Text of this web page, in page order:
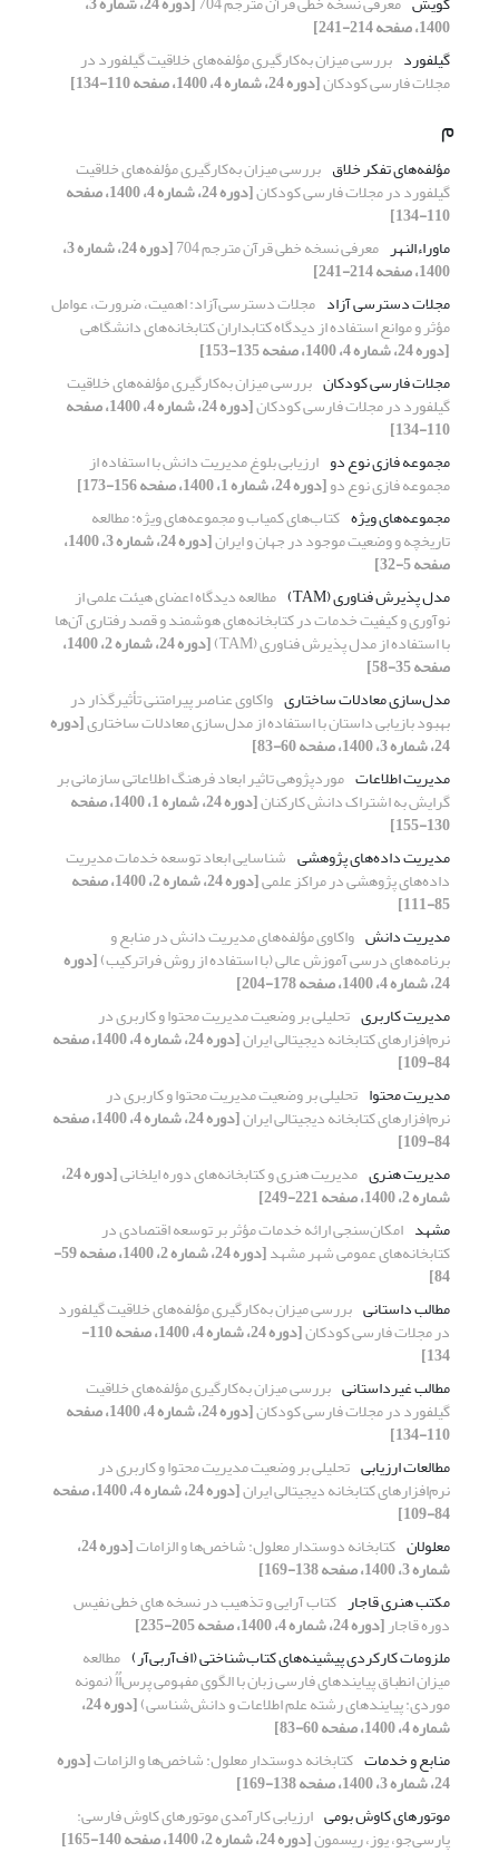
1400، صفحه 214-241]
گیلفورد بررسی میزان به‌کارگیری مؤلفه‌های خلاقیت گیلفورد در
مجلات فارسی کودکان[دوره 24، شماره 4، 1400، صفحه 110-134]
م
مؤلفه‌های تفکر خلاق بررسی میزان به‌کارگیری مؤلفه‌های خلاقیت
گیلفورد در مجلات فارسی کودکان [دوره 24، شماره 4، 1400، صفحه
110-134]
ماوراءالنهر معرفی نسخه خطی قرآن مترجم 704 [دوره 24، شماره 3،
1400، صفحه 214-241]
مجلات دسترسی آزاد مجلات دسترسی‌آزاد: اهمیت، ضرورت، عوامل
مؤثر و موانع استفاده از دیدگاه کتابداران کتابخانه‌های دانشگاهی
[دوره 24، شماره 4، 1400، صفحه 135-153]
مجلات فارسی کودکان بررسی میزان به‌کارگیری مؤلفه‌های خلاقیت
گیلفورد در مجلات فارسی کودکان [دوره 24، شماره 4، 1400، صفحه
110-134]
مجموعه فازی نوع دو ارزیابی بلوغ مدیریت دانش با استفاده از
مجموعه فازی نوع دو[دوره 24، شماره 1، 1400، صفحه 156-173]
مجموعه‌های ویژه کتاب‌های کمیاب و مجموعه‌های ویژه: مطالعه
تاریخچه و وضعیت موجود در جهان و ایران [دوره 24، شماره 3، 1400،
صفحه 5-32]
مدل پذیرش فناوری (TAM)
مطالعه دیدگاه اعضای هیئت علمی از
نوآوری و کیفیت خدمات در کتابخانه‌های هوشمند و قصد رفتاری آن‌ها
با استفاده از مدل پذیرش فناوری (TAM) [دوره 24، شماره 2، 1400،
صفحه 35-58]
مدل‌سازی معادلات ساختاری واکاوی عناصر پیرامتنی تأثیرگذار در
بهبود بازیابی داستان با استفاده از مدل‌سازی معادلات ساختاری[دوره
24، شماره 3، 1400، صفحه 60-83]
مدیریت اطلاعات موردپژوهی تاثیر ابعاد فرهنگ اطلاعاتی سازمانی بر
گرایش به اشتراک دانش کارکنان [دوره 24، شماره 1، 1400، صفحه
130-155]
مدیریت داده‌های پژوهشی شناسایی ابعاد توسعه خدمات مدیریت
داده‌های پژوهشی در مراکز علمی [دوره 24، شماره 2، 1400، صفحه
85-111]
مدیریت دانش واکاوی مؤلفه‌های مدیریت دانش در منابع و
برنامه‌های درسی آموزش عالی (با استفاده از روش فراترکیب)[دوره
24، شماره 4، 1400، صفحه 178-204]
مدیریت کاربری تحلیلی بر وضعیت مدیریت محتوا و کاربری در
نرم‌افزارهای کتابخانه دیجیتالی ایران [دوره 24، شماره 4، 1400، صفحه
84-109]
مدیریت محتوا تحلیلی بر وضعیت مدیریت محتوا و کاربری در
نرم‌افزارهای کتابخانه دیجیتالی ایران [دوره 24، شماره 4، 1400، صفحه
84-109]
مدیریت هنری مدیریت هنری و کتابخانه‌های دوره ایلخانی [دوره 24،
شماره 2، 1400، صفحه 221-249]
مشهد امکان‌سنجی ارائه خدمات مؤثر بر توسعه اقتصادی در
کتابخانه‌های عمومی شهر مشهد [دوره 24، شماره 2، 1400، صفحه 59-
84]
مطالب داستانی بررسی میزان به‌کارگیری مؤلفه‌های خلاقیت گیلفورد
در مجلات فارسی کودکان [دوره 24، شماره 4، 1400، صفحه 110-
134]
مطالب غیرداستانی بررسی میزان به‌کارگیری مؤلفه‌های خلاقیت
گیلفورد در مجلات فارسی کودکان [دوره 24، شماره 4، 1400، صفحه
110-134]
مطالعات ارزیابی تحلیلی بر وضعیت مدیریت محتوا و کاربری در
نرم‌افزارهای کتابخانه دیجیتالی ایران [دوره 24، شماره 4، 1400، صفحه
84-109]
معلولان کتابخانه دوستدار معلول: شاخص‌ها و الزامات [دوره 24،
شماره 3، 1400، صفحه 138-169]
مکتب هنری قاجار کتاب آرایی و تذهیب در نسخه های خطی نفیس
دوره قاجار[دوره 24، شماره 4، 1400، صفحه 205-235]
ملزومات کارکردی پیشینه‌های کتاب‌شناختی (اف‌آر‌بی‌آر) مطالعه
میزان انطباق پیایندهای فارسی زبان با الگوی مفهومی پرس‌اُاُ (نمونه
موردی: پیایندهای رشته علم اطلاعات و دانش‌شناسی) [دوره 24،
شماره 4، 1400، صفحه 60-83]
منابع و خدمات کتابخانه دوستدار معلول: شاخص‌ها و الزامات[دوره
24، شماره 3، 1400، صفحه 138-169]
موتورهای کاوش بومی ارزیابی کارآمدی موتورهای کاوش فارسی:
پارسی‌جو، یوز، ریسمون[دوره 24، شماره 2، 1400، صفحه 140-165]